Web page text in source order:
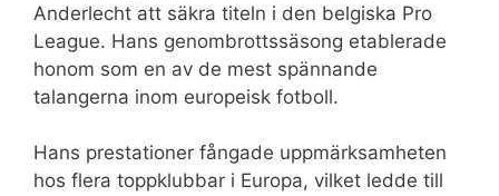
Anderlecht att säkra titeln i den belgiska Pro
League. Hans genombrottssäsong etablerade
honom som en av de mest spännande
talangerna inom europeisk fotboll.
Hans prestationer fångade uppmärksamheten
hos flera toppklubbar i Europa, vilket ledde till